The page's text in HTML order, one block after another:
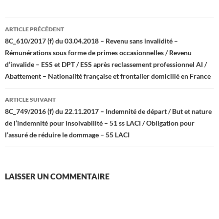
Navigation
des
articles
ARTICLE PRÉCÉDENT
8C_610/2017 (f) du 03.04.2018 – Revenu sans invalidité –
Rémunérations sous forme de primes occasionnelles / Revenu
d’invalide – ESS et DPT / ESS après reclassement professionnel AI /
Abattement – Nationalité française et frontalier domicilié en France
ARTICLE SUIVANT
8C_749/2016 (f) du 22.11.2017 – Indemnité de départ / But et nature
de l’indemnité pour insolvabilité – 51 ss LACI / Obligation pour
l’assuré de réduire le dommage – 55 LACI
LAISSER UN COMMENTAIRE